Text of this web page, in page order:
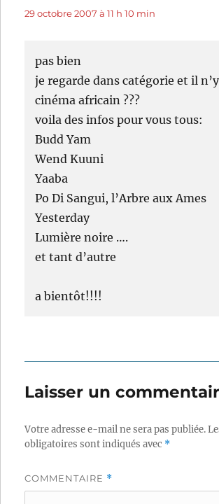
29 octobre 2007 à 11 h 10 min
pas bien
je regarde dans catégorie et il
cinéma africain ???
voila des infos pour vous tous:
Budd Yam
Wend Kuuni
Yaaba
Po Di Sangui, l’Arbre aux Ames
Yesterday
Lumière noire ….
et tant d’autre
a bientôt!!!!
Laisser un
Votre adresse e-mail ne sera pas publiée.
obligatoires sont indiqués avec *
COMMENTAIRE *